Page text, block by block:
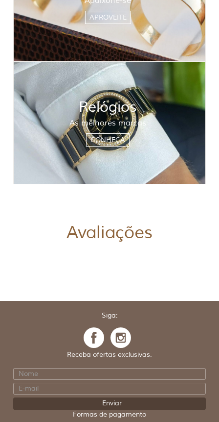
APROVEITE
Relógios
As melhores marcas
CONHEÇA
Avaliações
Siga:
Receba ofertas exclusivas.
Formas de pagamento